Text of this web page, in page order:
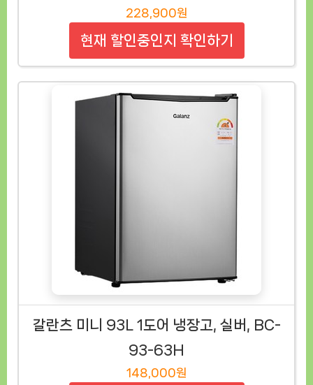
228,900원
현재 할인중인지 확인하기
갈란츠 미니 93L 1도어 냉장고, 실버, BC-
93-63H
148,000원